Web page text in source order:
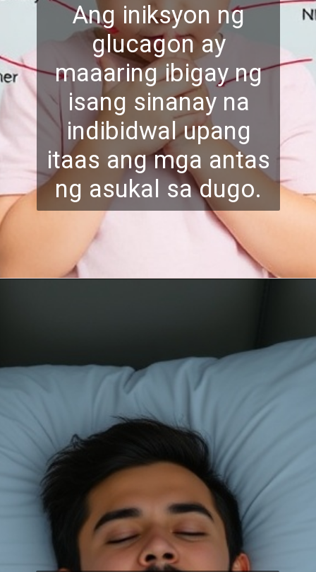
Ang iniksyon ng
glucagon ay
maaaring ibigay ng
isang sinanay na
indibidwal upang
itaas angmga antas
ng asukal sa dugo.